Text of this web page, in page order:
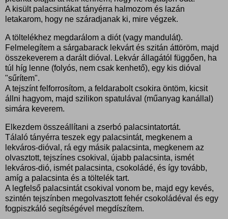
A kisült palacsintákat tányérra halmozom és lazán
letakarom, hogy ne száradjanak ki, mire végzek.
A töltelékhez megdarálom a diót (vagy mandulát).
Felmelegítem a sárgabarack lekvárt és szitán áttöröm, majd
összekeverem a darált dióval. Lekvár állagától függően, ha
túl híg lenne (folyós, nem csak kenhető), egy kis dióval
"sűrítem".
A tejszínt felforrosítom, a feldarabolt csokira öntöm, kicsit
állni hagyom, majd szilikon spatulával (műanyag kanállal)
simára keverem.
Elkezdem összeállítani a zserbó palacsintatortát.
Tálaló tányérra teszek egy palacsintát, megkenem a
lekváros-dióval, rá egy másik palacsinta, megkenem az
olvasztott, tejszínes csokival, újabb palacsinta, ismét
lekváros-dió, ismét palacsinta, csokoládé, és így tovább,
amíg a palacsinta és a töltelék tart.
A legfelső palacsintát csokival vonom be, majd egy kevés,
szintén tejszínben megolvasztott fehér csokoládéval és egy
fogpiszkáló segítségével megdíszítem.